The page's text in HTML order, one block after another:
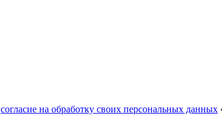
согласие на обработку своих персональных данных